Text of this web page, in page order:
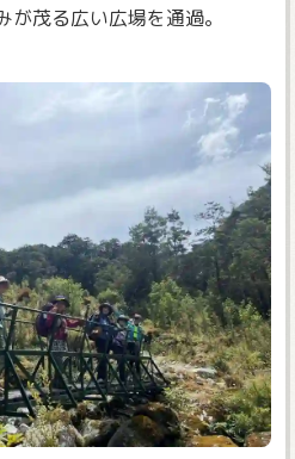
茂る広い広場を通過。